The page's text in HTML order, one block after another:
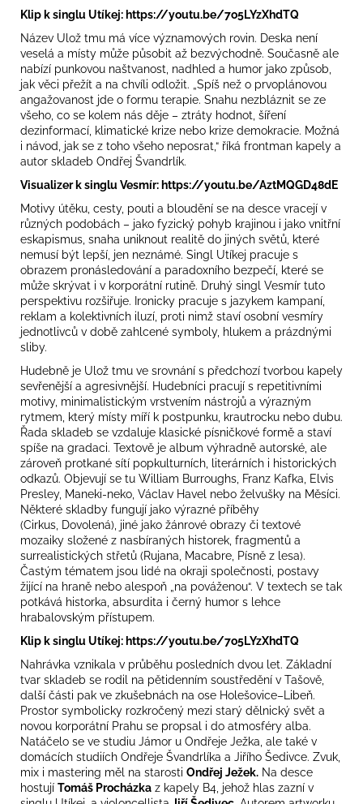
Klip k singlu Utíkej:https://youtu.be/7o5LYzXhdTQ
Název Ulož tmu má více významových rovin. Deska není
veselá a místy může působit až bezvýchodně. Současně ale
nabízí punkovou naštvanost, nadhled a humor jako způsob,
jak věci přežít a na chvíli odložit. „Spíš než o prvoplánovou
angažovanost jde o formu terapie. Snahu nezbláznit se ze
všeho, co se kolem nás děje – ztráty hodnot, šíření
dezinformací, klimatické krize nebo krize demokracie. Možná
i návod, jak se z toho všeho neposrat,“ říká frontman kapely a
autor skladeb Ondřej Švandrlík.
Visualizer k singlu Vesmír:https://youtu.be/AztMQGD48dE
Motivy útěku, cesty, pouti a bloudění se na desce vracejí v
různých podobách – jako fyzický pohyb krajinou i jako vnitřní
eskapismus, snaha uniknout realitě do jiných světů, které
nemusí být lepší, jen neznámé. Singl Utíkej pracuje s
obrazem pronásledování a paradoxního bezpečí, které se
může skrývat i v korporátní rutině. Druhý singl Vesmír tuto
perspektivu rozšiřuje. Ironicky pracuje s jazykem kampaní,
reklam a kolektivních iluzí, proti nimž staví osobní vesmíry
jednotlivců v době zahlcené symboly, hlukem a prázdnými
sliby.
Hudebně je Ulož tmu ve srovnání s předchozí tvorbou kapely
sevřenější a agresivnější. Hudebníci pracují s repetitivními
motivy, minimalistickým vrstvením nástrojů a výrazným
rytmem, který místy míří k postpunku, krautrocku nebo dubu.
Řada skladeb se vzdaluje klasické písničkové formě a staví
spíše na gradaci. Textově je album výhradně autorské, ale
zároveň protkané sítí popkulturních, literárních i historických
odkazů. Objevují se tu William Burroughs, Franz Kafka, Elvis
Presley, Maneki-neko, Václav Havel nebo želvušky na Měsíci.
Některé skladby fungují jako výrazné příběhy
(Cirkus, Dovolená), jiné jako žánrové obrazy či textové
mozaiky složené z nasbíraných historek, fragmentů a
surrealistických střetů (Rujana, Macabre, Písně z lesa).
Častým tématem jsou lidé na okraji společnosti, postavy
žijící na hraně nebo alespoň „na pováženou“. V textech se tak
potkává historka, absurdita i černý humor s lehce
hrabalovským přístupem.
Klip k singlu Utíkej:https://youtu.be/7o5LYzXhdTQ
Nahrávka vznikala v průběhu posledních dvou let. Základní
tvar skladeb se rodil na pětidenním soustředění v Tašově,
další části pak ve zkušebnách na ose Holešovice–Libeň.
Prostor symbolicky rozkročený mezi starý dělnický svět a
novou korporátní Prahu se propsal i do atmosféry alba.
Natáčelo se ve studiu Jámor u Ondřeje Ježka, ale také v
domácích studiích Ondřeje Švandrlíka a Jiřího Šedivce. Zvuk,
mix i mastering měl na starosti Ondřej Ježek. Na desce
hostují Tomáš Procházka z kapely B4, jehož hlas zazní v
619